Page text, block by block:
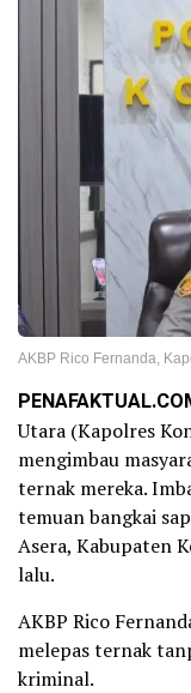
AKBP Rico Fernanda,
Utara (Kapolres
mengimbau
ternak mereka.
temuan bangkai
Asera, Kabupaten
lalu.
AKBP Rico
melepas ternak
kriminal.